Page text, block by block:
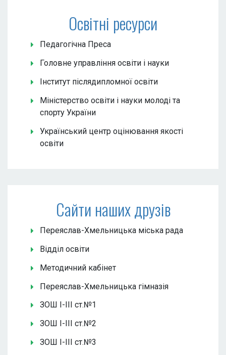
Освітні ресурси
Педагогічна Преса
Головне управління освіти і науки
Інститут післядипломної освіти
Міністерство освіти і науки молоді та
спорту України
Український центр оцінювання якості
освіти
Сайти наших друзів
Переяслав-Хмельницька міська рада
Відділ освіти
Методичний кабінет
Переяслав-Хмельницька гімназія
ЗОШ І-ІІІ ст.№1
ЗОШ І-ІІІ ст.№2
ЗОШ І-ІІІ ст.№3